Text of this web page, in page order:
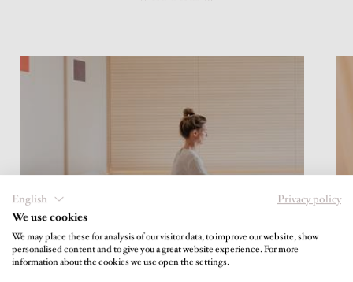
Achtsamkeit & Yoga
English
Privacy policy
We use cookies
We may place these for analysis of our visitor data, to improve our website, show
personalised content and to give you a great website experience. For more
information about the cookies we use open the settings.